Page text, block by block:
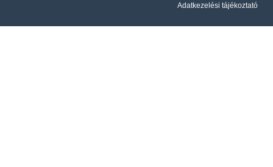
Adatkezelési tájékoztató